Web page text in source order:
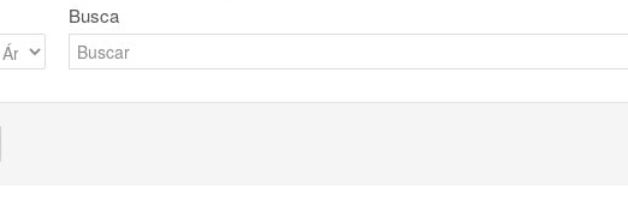
Busca